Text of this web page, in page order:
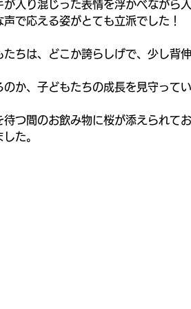
入り混じった表情を浮かべながら
で応える姿がとても立派でした！
ちは、どこか誇らしげで、少し背
か、子どもたちの成長を見守って
つ間のお飲み物に桜が添えられて
た。